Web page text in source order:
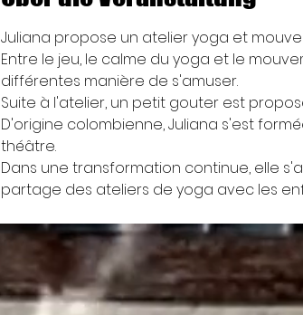
Juliana propose un atelier yoga et
Entre le jeu, le calme du yoga et le
différentes manière de s'amuser.
Suite à l'atelier, un petit gouter est
D'origine colombienne, Juliana s'est
théâtre.
Dans une transformation continue, elle
partage des ateliers de yoga avec les